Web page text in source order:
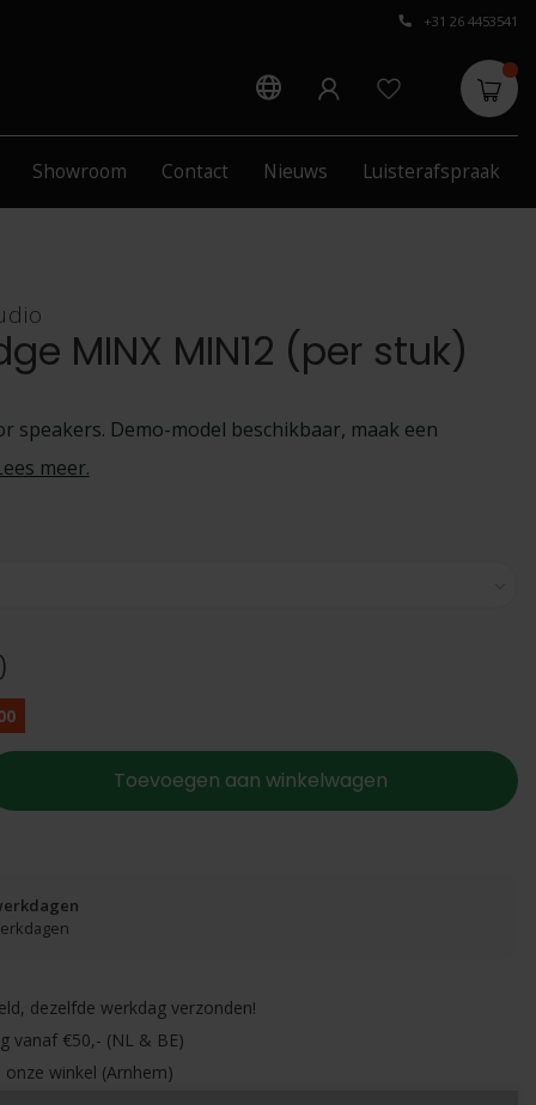
+31 26 4453541
Showroom Contact Nieuws Luisterafspraak
MINX MIN12 (per stuk)
speakers. Demo-model beschikbaar, maak een
meer.
Toevoegen aan winkelwagen
dezelfde werkdag verzonden!
vanaf €50,- (NL & BE)
winkel (Arnhem)